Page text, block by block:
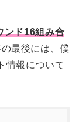
ンド16組み合
最後には、僕
情報について